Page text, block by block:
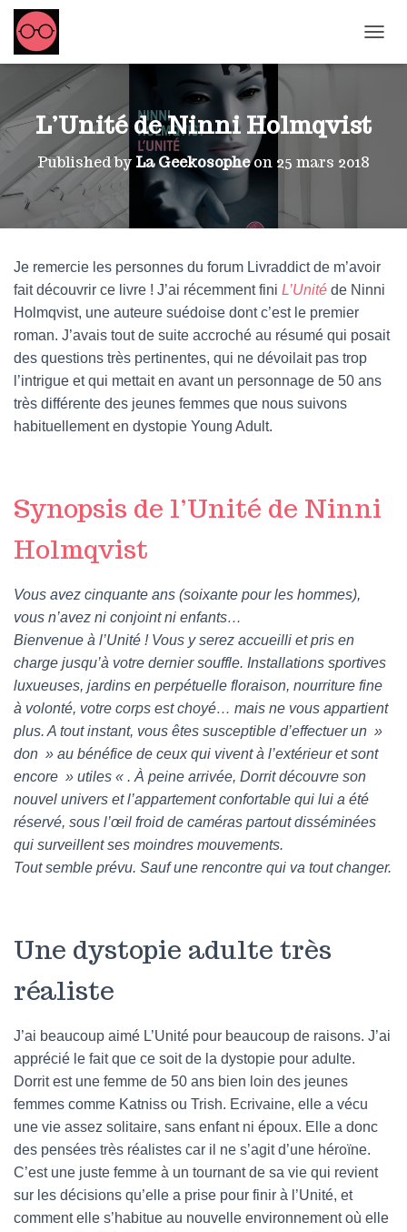
L’Unité de Ninni Holmqvist
Published byLa Geekosopheon 25 mars 2018
Je remercie les personnes du forum Livraddict de m’avoir
fait découvrir ce livre ! J’ai récemment fini L’Unité de Ninni
Holmqvist, une auteure suédoise dont c’est le premier
roman. J’avais tout de suite accroché au résumé qui posait
des questions très pertinentes, qui ne dévoilait pas trop
l’intrigue et qui mettait en avant un personnage de 50 ans
très différente des jeunes femmes que nous suivons
habituellement en dystopie Young Adult.
Synopsis de l’Unité de Ninni
Holmqvist
Vous avez cinquante ans (soixante pour les hommes),
vous n’avez ni conjoint ni enfants…
Bienvenue à l’Unité ! Vous y serez accueilli et pris en
charge jusqu’à votre dernier souffle. Installations sportives
luxueuses, jardins en perpétuelle floraison, nourriture fine
à volonté, votre corps est choyé… mais ne vous appartient
plus. A tout instant, vous êtes susceptible d’effectuer un »
don » au bénéfice de ceux qui vivent à l’extérieur et sont
encore » utiles « . À peine arrivée, Dorrit découvre son
nouvel univers et l’appartement confortable qui lui a été
réservé, sous l’œil froid de caméras partout disséminées
qui surveillent ses moindres mouvements.
Tout semble prévu. Sauf une rencontre qui va tout changer.
Une dystopie adulte très
réaliste
J’ai beaucoup aimé L’Unité pour beaucoup de raisons. J’ai
apprécié le fait que ce soit de la dystopie pour adulte.
Dorrit est une femme de 50 ans bien loin des jeunes
femmes comme Katniss ou Trish. Ecrivaine, elle a vécu
une vie assez solitaire, sans enfant ni époux. Elle a donc
des pensées très réalistes car il ne s’agit d’une héroïne.
C’est une juste femme à un tournant de sa vie qui revient
sur les décisions qu’elle a prise pour finir à l’Unité, et
comment elle s’habitue au nouvelle environnement où elle